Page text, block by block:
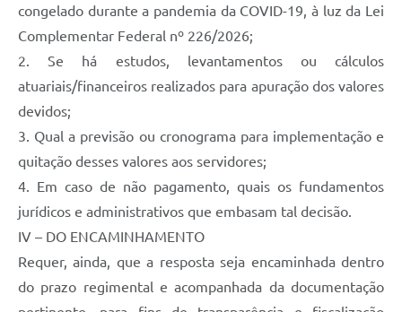
congelado durante a pandemia da COVID-19, à luz da Lei
Complementar Federal nº 226/2026;
2. Se há estudos, levantamentos ou cálculos
atuariais/financeiros realizados para apuração dos valores
devidos;
3. Qual a previsão ou cronograma para implementação e
quitação desses valores aos servidores;
4. Em caso de não pagamento, quais os fundamentos
jurídicos e administrativos que embasam tal decisão.
IV – DO ENCAMINHAMENTO
Requer, ainda, que a resposta seja encaminhada dentro
do prazo regimental e acompanhada da documentação